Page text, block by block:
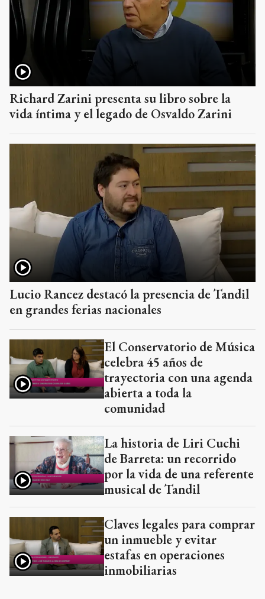
Richard Zarini presenta su libro sobre la
vida íntima y el legado de Osvaldo Zarini
Lucio Rancez destacó la presencia de Tandil
en grandes ferias nacionales
El Conservatorio de Música
celebra 45 años de
trayectoria con una agenda
abierta a toda la
comunidad
La historia de Liri Cuchi
de Barreta: un recorrido
por la vida de una referente
musical de Tandil
Claves legales para comprar
un inmueble y evitar
estafas en operaciones
inmobiliarias